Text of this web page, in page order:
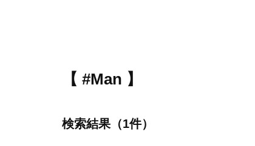
【 #Man 】
検索結果（1件）